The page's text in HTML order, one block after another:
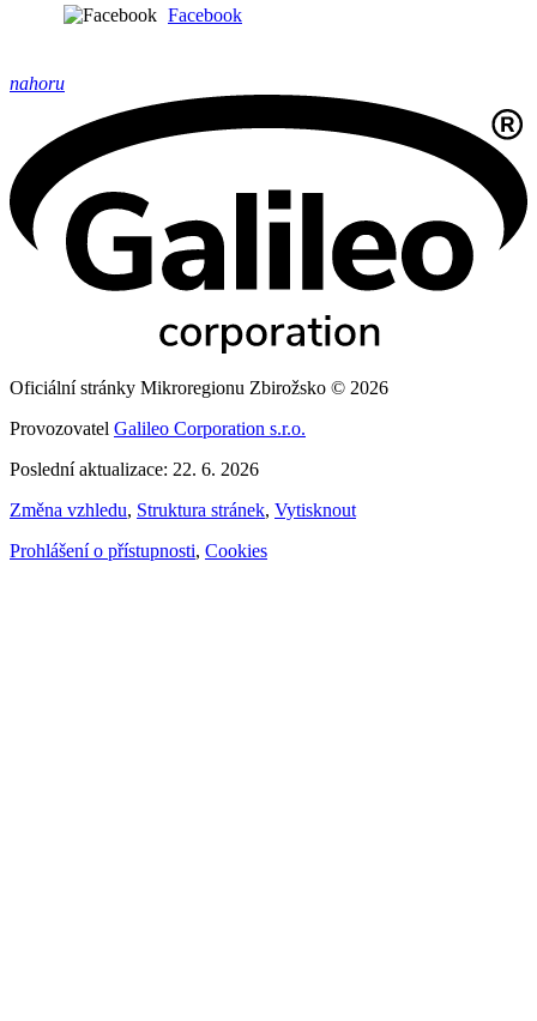
Facebook
nahoru
Oficiální stránky Mikroregionu Zbirožsko © 2026
Provozovatel Galileo Corporation s.r.o.
Poslední aktualizace: 22. 6. 2026
Změna vzhledu, Struktura stránek, Vytisknout
Prohlášení o přístupnosti, Cookies